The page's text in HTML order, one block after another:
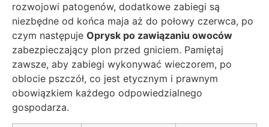
rozwojowi patogenów, dodatkowe zabiegi są
niezbędne od końca maja aż do połowy czerwca, po
czym następuje Oprysk po zawiązaniu owoców
zabezpieczający plon przed gniciem. Pamiętaj
zawsze, aby zabiegi wykonywać wieczorem, po
oblocie pszczół, co jest etycznym i prawnym
obowiązkiem każdego odpowiedzialnego
gospodarza.